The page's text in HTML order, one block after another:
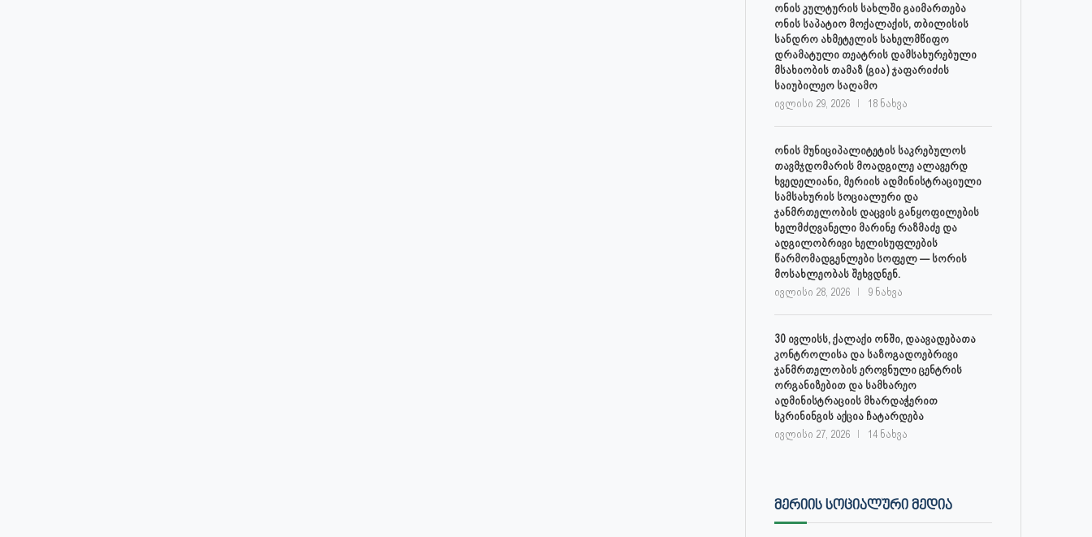
ონის კულტურის სახლში გაიმართება
ონის საპატიო მოქალაქის, თბილისის
სანდრო ახმეტელის სახელმწიფო
დრამატული თეატრის დამსახურებული
მსახიობის თამაზ (გია) ჯაფარიძის
საიუბილეო საღამო
ივლისი 29, 2026 18 ნახვა
ონის მუნიციპალიტეტის საკრებულოს
თავმჯდომარის მოადგილე ალავერდ
ხვედელიანი, მერიის ადმინისტრაციული
სამსახურის სოციალური და
ჯანმრთელობის დაცვის განყოფილების
ხელმძღვანელი მარინე რაზმაძე და
ადგილობრივი ხელისუფლების
წარმომადგენლები სოფელ — სორის
მოსახლეობას შეხვდნენ.
ივლისი 28, 2026 9 ნახვა
30 ივლისს, ქალაქი ონში, დაავადებათა
კონტროლისა და საზოგადოებრივი
ჯანმრთელობის ეროვნული ცენტრის
ორგანიზებით და სამხარეო
ადმინისტრაციის მხარდაჭერით
სკრინინგის აქცია ჩატარდება
ივლისი 27, 2026 14 ნახვა
ᲛᲔᲠᲘᲘᲡ ᲡᲝᲪᲘᲐᲚᲣᲠᲘ ᲛᲔᲓᲘᲐ